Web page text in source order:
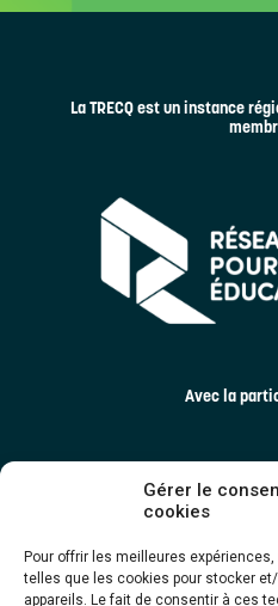
Gérer le
cookies
Pour offrir les meilleures
telles que les cookies pour stocker
appareils. Le fait de consentir à ces
La TRECQ est un instance
Avec la